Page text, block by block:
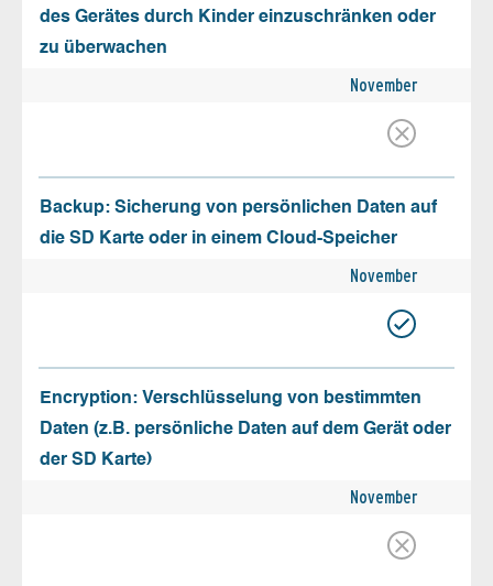
des Gerätes durch Kinder einzuschränken oder
zu überwachen
November
Backup: Sicherung von persönlichen Daten auf
die SD Karte oder in einem Cloud-Speicher
November
Encryption: Verschlüsselung von bestimmten
Daten (z.B. persönliche Daten auf dem Gerät oder
der SD Karte)
November